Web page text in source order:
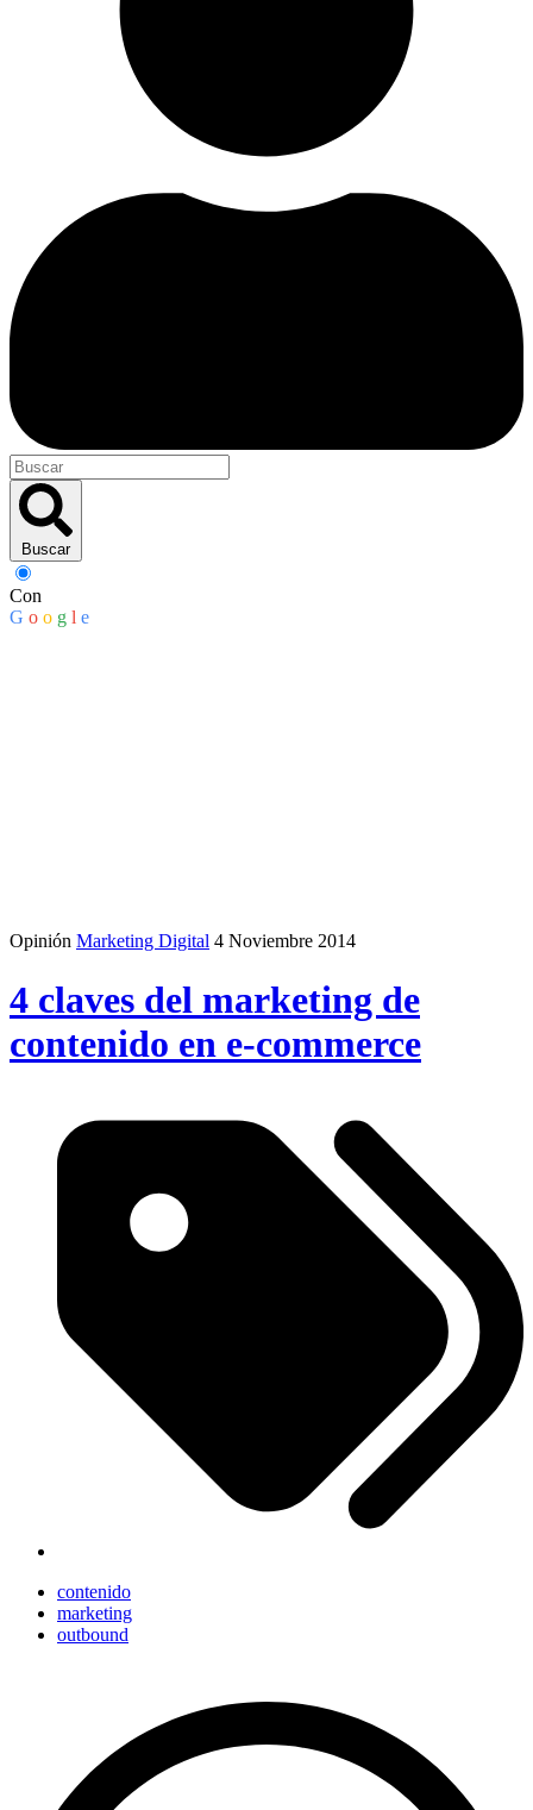
Buscar
Con
G o o g l e
Opinión Marketing Digital 4 Noviembre 2014
4 claves del marketing de
contenido en e-commerce
contenido
marketing
outbound